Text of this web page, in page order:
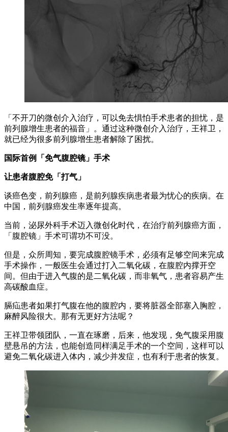
「不开刀的微创介入治疗，可以免去惧怕手术患者的担忧，是
前列腺增生患者的福音」。通过这种微创介入治疗，王祥卫，
就已经为很多前列腺增生患者解除了困扰。
国际首例「免气腹腔镜」手术
让患者腹腔免「打气」
谈癌色变，前列腺癌，是前列腺疾病患者最为忧心的疾病。在
中国，前列腺癌发生率逐年提高。
当前，泌尿外科手术迈入微创化时代，在治疗前列腺癌方面，
「腹腔镜」手术可谓功不可没。
但是，众所周知，要完成腹腔镜手术，必须有足够空间来完成
手术操作，一般医生会通过打入二氧化碳，在腹腔内撑开空
间。但由于进入气腹的是二氧化碳，而非氧气，患者容易产生
高碳酸血症。
膈疝患者如果打气腹在他的腹腔内，要将脏器全部塞入胸腔，
麻醉风险很大。那有无更好方法呢？
王祥卫带领团队，一直在琢磨，后来，他发现，免气腹采用腹
壁悬吊的方法，也能创造同样满足手术的一个空间，这样可以
避免二氧化碳进入体内，减少并发症，也有利于患者的恢复。